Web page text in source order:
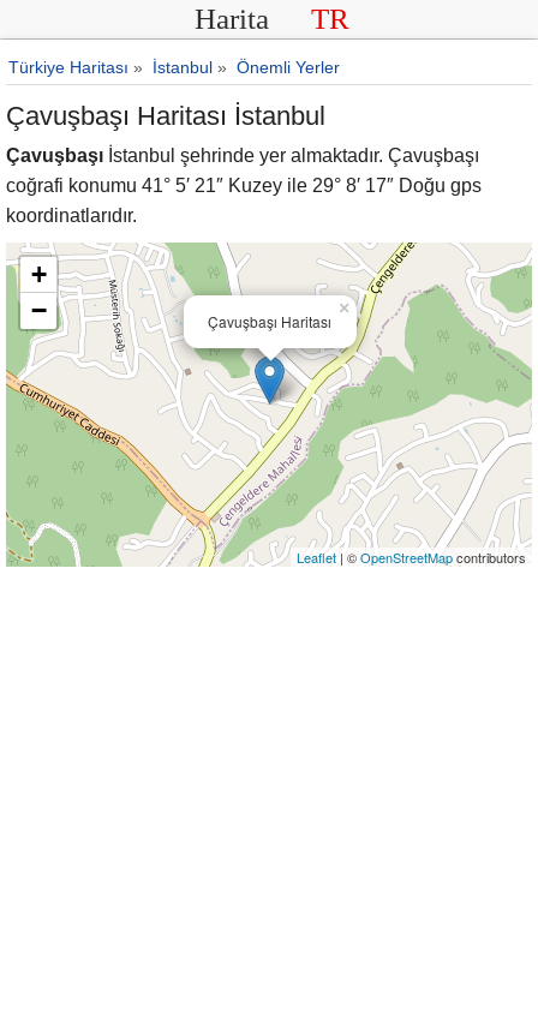
Harita TR
Türkiye Haritası » İstanbul » Önemli Yerler
Çavuşbaşı Haritası İstanbul
Çavuşbaşı İstanbul şehrinde yer almaktadır. Çavuşbaşı
coğrafi konumu 41° 5′ 21″ Kuzey ile 29° 8′ 17″ Doğu gps
koordinatlarıdır.
Çavuşbaşı Haritası
×
+
−
Leaflet | ©OpenStreetMapcontributors